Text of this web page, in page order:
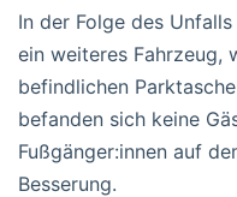
In der Folge des
ein weiteres Fahrzeug,
befindlichen
befanden sich keine
Fußgänger:innen auf
Besserung.